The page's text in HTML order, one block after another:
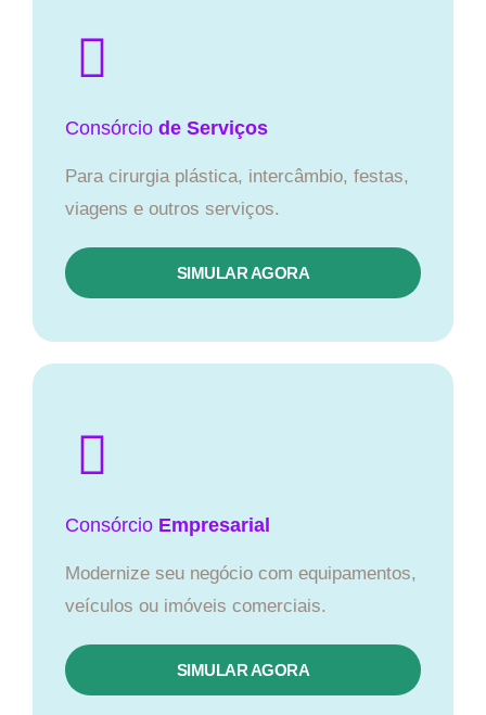
Consórcio de Serviços
Para cirurgia plástica, intercâmbio, festas,
viagens e outros serviços.
SIMULAR AGORA
Consórcio Empresarial
Modernize seu negócio com equipamentos,
veículos ou imóveis comerciais.
SIMULAR AGORA